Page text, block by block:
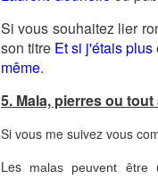
Si vous souhaitez lier
son titre Et si j'étais plus
même.
5. Mala, pierres ou
Si vous me suivez vous
Les
malas peuvent être